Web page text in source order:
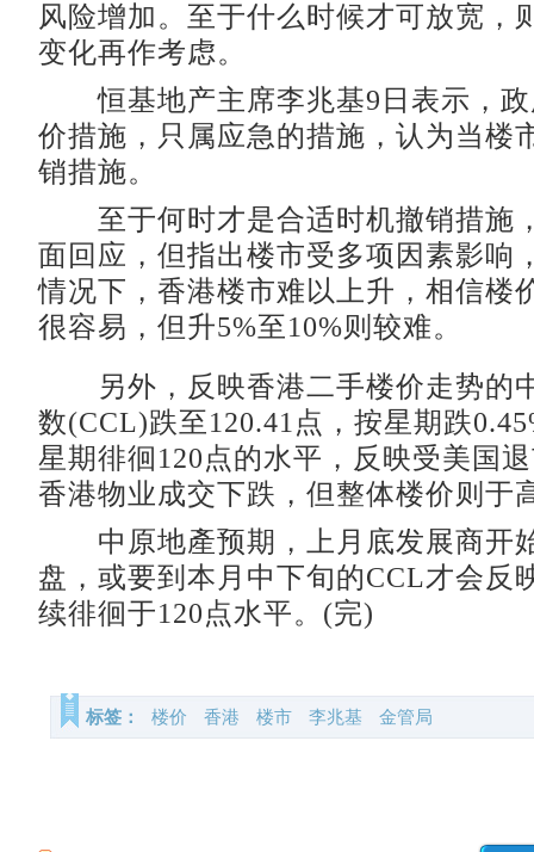
风险增加。至于什么时候才可放宽，
变化再作考虑。
恒基地产主席李兆基9日表示，政
价措施，只属应急的措施，认为当楼
销措施。
至于何时才是合适时机撤销措施
面回应，但指出楼市受多项因素影响
情况下，香港楼市难以上升，相信楼
很容易，但升5%至10%则较难。
另外，反映香港二手楼价走势的
数(CCL)跌至120.41点，按星期跌
星期徘徊120点的水平，反映受美国
香港物业成交下跌，但整体楼价则于
中原地產预期，上月底发展商开
盘，或要到本月中下旬的CCL才会反
续徘徊于120点水平。(完)
标签： 楼价 香港 楼市 李兆基 金管局